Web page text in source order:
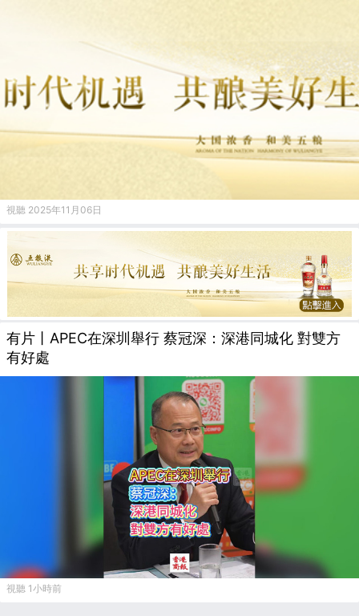
視聽 2025年11月06日
有片丨APEC在深圳舉行 蔡冠深：深港同城化 對雙方
有好處
視聽 1小時前